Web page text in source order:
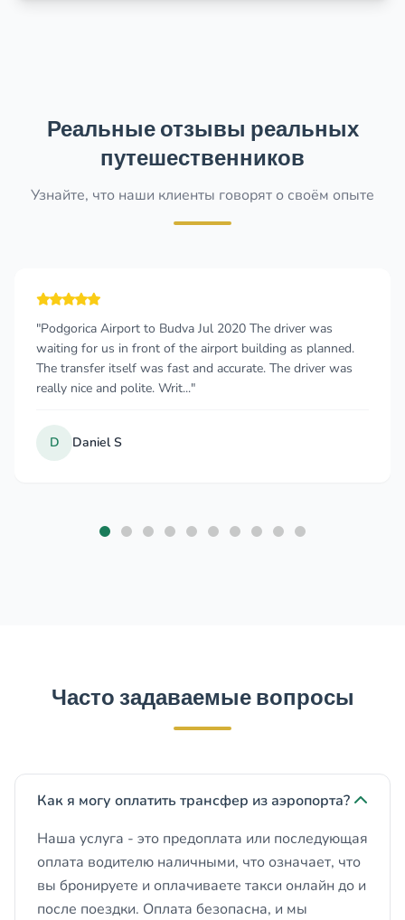
Реальные отзывы реальных
путешественников
Узнайте, что наши клиенты говорят о своём опыте
Budva Jul 2020 The driver was
of the airport building as planned.
fast and accurate. The driver was
Writ..."
"I consistently
to Podgorica, and
straightforward,
Часто задаваемые вопросы
Как я могу оплатить трансфер из аэропорта?
Наша услуга - это предоплата или последующая
оплата водителю наличными, что означает, что
вы бронируете и оплачиваете такси онлайн до и
после поездки. Оплата безопасна, и мы